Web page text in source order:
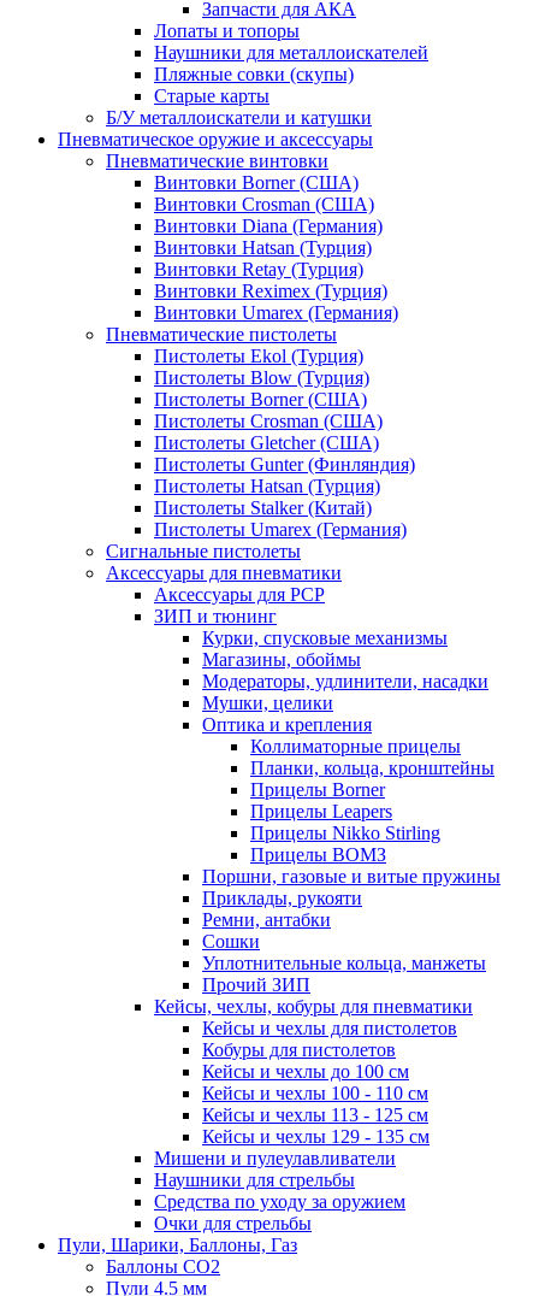
Запчасти для АКА
Лопаты и топоры
Наушники для металлоискателей
Пляжные совки (скупы)
Старые карты
Б/У металлоискатели и катушки
Пневматическое оружие и аксессуары
Пневматические винтовки
Винтовки Borner (США)
Винтовки Crosman (США)
Винтовки Diana (Германия)
Винтовки Hatsan (Турция)
Винтовки Retay (Турция)
Винтовки Reximex (Турция)
Винтовки Umarex (Германия)
Пневматические пистолеты
Пистолеты Ekol (Турция)
Пистолеты Blow (Турция)
Пистолеты Borner (США)
Пистолеты Crosman (США)
Пистолеты Gletcher (США)
Пистолеты Gunter (Финляндия)
Пистолеты Hatsan (Турция)
Пистолеты Stalker (Китай)
Пистолеты Umarex (Германия)
Сигнальные пистолеты
Аксессуары для пневматики
Аксессуары для PCP
ЗИП и тюнинг
Курки, спусковые механизмы
Магазины, обоймы
Модераторы, удлинители, насадки
Мушки, целики
Оптика и крепления
Коллиматорные прицелы
Планки, кольца, кронштейны
Прицелы Borner
Прицелы Leapers
Прицелы Nikko Stirling
Прицелы ВОМЗ
Поршни, газовые и витые пружины
Приклады, рукояти
Ремни, антабки
Сошки
Уплотнительные кольца, манжеты
Прочий ЗИП
Кейсы, чехлы, кобуры для пневматики
Кейсы и чехлы для пистолетов
Кобуры для пистолетов
Кейсы и чехлы до 100 см
Кейсы и чехлы 100 - 110 см
Кейсы и чехлы 113 - 125 см
Кейсы и чехлы 129 - 135 см
Мишени и пулеулавливатели
Наушники для стрельбы
Средства по уходу за оружием
Очки для стрельбы
Пули, Шарики, Баллоны, Газ
Баллоны CO2
Пули 4.5 мм